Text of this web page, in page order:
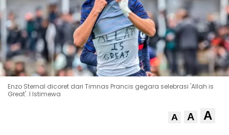
Enzo Sternal dicoret dari Timnas Prancis gegara selebrasi 'Allah is
Great'. l Istimewa
A A A